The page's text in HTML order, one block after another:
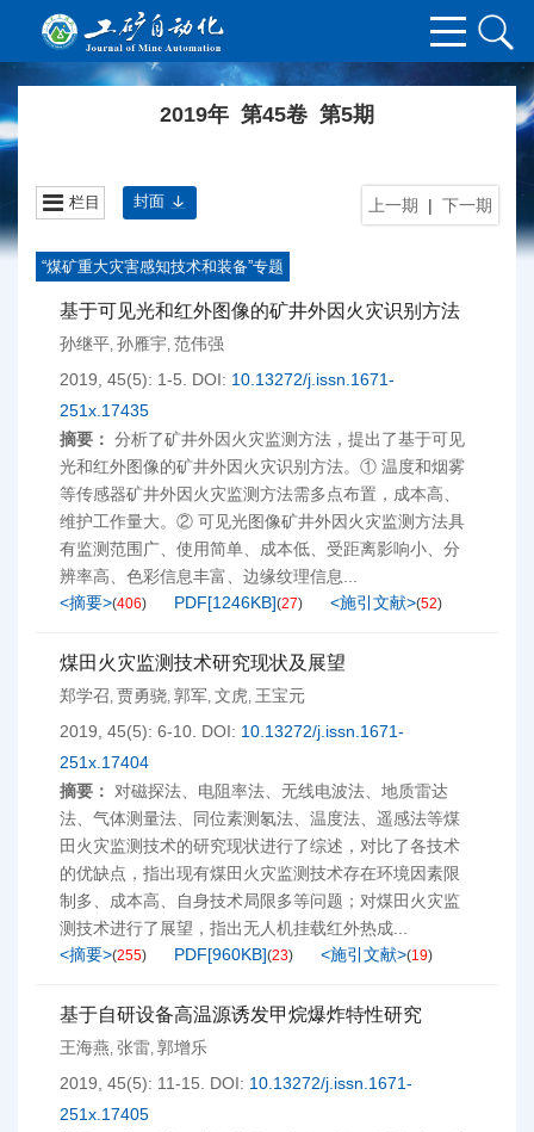
2019年 第45卷 第5期
上一期 | 下一期
栏目 封面
“煤矿重大灾害感知技术和装备”专题
基于可见光和红外图像的矿井外因火灾识别方法
孙继平, 孙雁宇, 范伟强
2019, 45(5): 1-5.
DOI: 10.13272/j.issn.1671-
251x.17435
摘要： 分析了矿井外因火灾监测方法，提出了基于可见
光和红外图像的矿井外因火灾识别方法。① 温度和烟雾
等传感器矿井外因火灾监测方法需多点布置，成本高、
维护工作量大。② 可见光图像矿井外因火灾监测方法具
有监测范围广、使用简单、成本低、受距离影响小、分
辨率高、色彩信息丰富、边缘纹理信息...
<摘要>(406) PDF[1246KB](27) <施引文献>(52)
煤田火灾监测技术研究现状及展望
郑学召, 贾勇骁, 郭军, 文虎, 王宝元
2019, 45(5): 6-10. DOI: 10.13272/j.issn.1671-
251x.17404
摘要：
对磁探法、电阻率法、无线电波法、地质雷达
法、气体测量法、同位素测氡法、温度法、遥感法等煤
田火灾监测技术的研究现状进行了综述，对比了各技术
的优缺点，指出现有煤田火灾监测技术存在环境因素限
制多、成本高、自身技术局限多等问题；对煤田火灾监
测技术进行了展望，指出无人机挂载红外热成...
<摘要>(255) PDF[960KB](23) <施引文献>(19)
基于自研设备高温源诱发甲烷爆炸特性研究
王海燕, 张雷, 郭增乐
2019, 45(5): 11-15.
DOI: 10.13272/j.issn.1671-
251x.17405